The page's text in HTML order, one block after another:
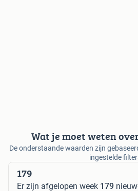
Wat je moet weten
De onderstaande waarden zijn
ingestelde
179
Er zijn afgelopen week 179